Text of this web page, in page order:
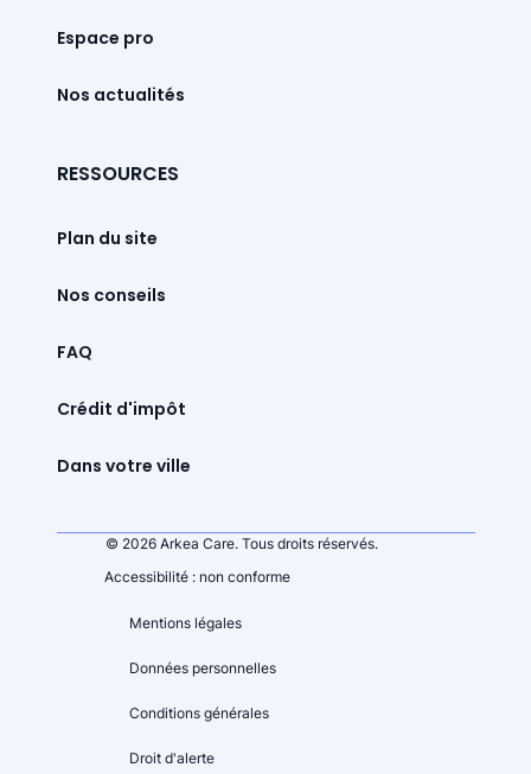
Espace pro
Nos actualités
RESSOURCES
Plan du site
Nos conseils
FAQ
Crédit d'impôt
Dans votre ville
© 2026 Arkea Care. Tous droits réservés.
Accessibilité : non conforme
Mentions légales
Données personnelles
Conditions générales
Droit d'alerte